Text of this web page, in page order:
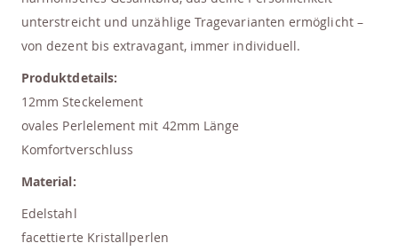
unterstreicht und unzählige Tragevarianten ermöglicht –
von dezent bis extravagant, immer individuell.
Produktdetails:
12mm Steckelement
ovales Perlelement mit 42mm Länge
Komfortverschluss
Material:
Edelstahl
facettierte Kristallperlen